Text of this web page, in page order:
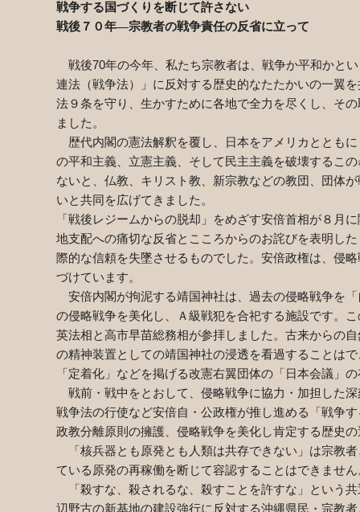
戦争する国づくりを断じて許さない
戦後７０年―宗教者の戦争責任の反省に立って
戦後70年の今年、私たち宗教者は、戦争か平和かと
連法（戦争法）」に反対する歴史的なたたかいの一翼
法９条を守り、生かすために各地で全力を尽くし、そ
ました。
歴代内閣の憲法解釈を覆し、日本をアメリカととも
の平和主義、立憲主義、そして民主主義を破壊するこ
ないと、仏教、キリスト教、新宗教などの教団、団体
いと共同を広げてきました。
「戦後レジームからの脱却」をめざす安倍首相が８月
地支配への痛切な反省とこころからのお詫びを表明し
際的な信頼を失墜させるものでした。安倍政権は、侵
づけています。
安倍内閣が拘泥する靖国神社は、過去の侵略戦争を
の侵略戦争を美化し、Ａ級戦犯を合祀する施設です。
英法相と高市早苗総務相が参拝しました。古来からの
の精神装置としての靖国神社の浸透を看過することは
「定着化」などを掲げる改憲右翼団体の「日本会議」
戦前・戦中をとおして、侵略戦争に協力・加担した
戦争法の行使など安倍自・公政権が推し進める「戦争
政教分離原則の擁護、侵略戦争を美化し肯定する歴史
「核兵器とも原発とも人類は共存できない」は宗教
ている原発の再稼働を断じて容認することはできませ
「殺すな、殺されるな、殺すことを許すな」という
辺野古の新基地の建設強行に反対する沖縄県民・宗教